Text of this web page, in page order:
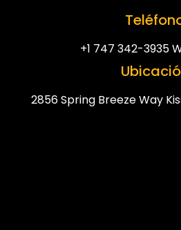
+1 747 342-3935
2856 Spring Breeze Way